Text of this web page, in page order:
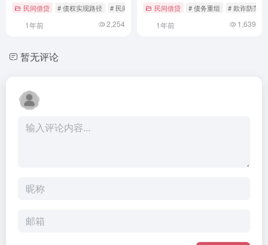
民间借贷 # 债权实现路径 # 民间借贷纠纷 # 特许经营权执行
1年前 2,254
民间借贷 # 债务重组 # 欺诈防范
1年前 1,639
暂无评论